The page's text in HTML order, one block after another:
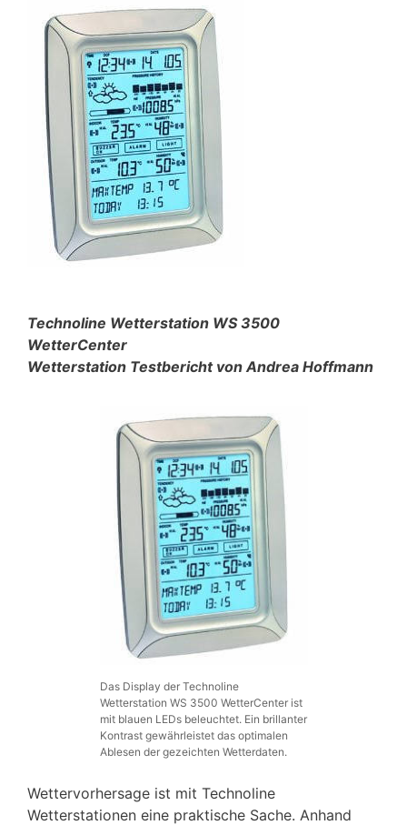
Technoline Wetterstation WS 3500
WetterCenter
Wetterstation Testbericht von Andrea Hoffmann
Das Display der Technoline
Wetterstation WS 3500 WetterCenter ist
mit blauen LEDs beleuchtet. Ein brillanter
Kontrast gewährleistet das optimalen
Ablesen der gezeichten Wetterdaten.
Wettervorhersage ist mit Technoline
Wetterstationen eine praktische Sache. Anhand